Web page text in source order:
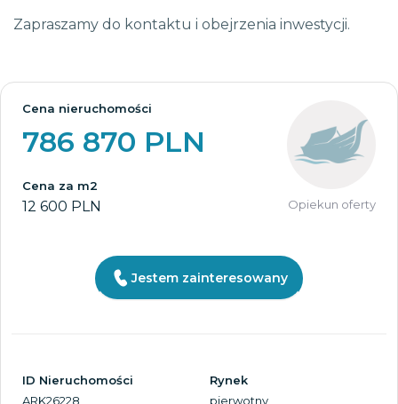
Zapraszamy do kontaktu i obejrzenia inwestycji.
Cena nieruchomości
786 870 PLN
Cena za m2
12 600 PLN Opiekun oferty
Jestem zainteresowany
ID Nieruchomości
ARK26228
Rynek
pierwotny